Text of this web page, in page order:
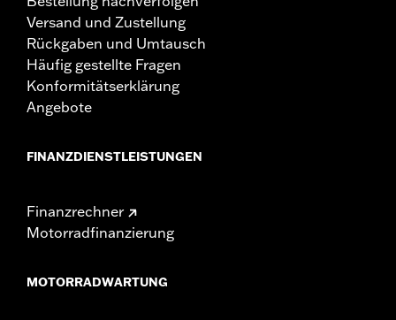
Versand und Zustellung
Rückgaben und Umtausch
Häufig gestellte Fragen
Konformitätserklärung
Angebote
FINANZDIENSTLEISTUNGEN
Finanzrechner
Motorradfinanzierung
MOTORRADWARTUNG